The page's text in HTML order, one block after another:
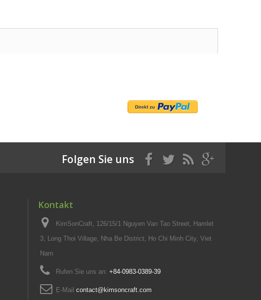
Folgen Sie uns
Kontakt
KimSonCraft, 126/15/1 Nguyen Van Tao Street, Hamlet
3, Long Thoi Village, Nha Be District, Ho Chi Minh City, Viet
Nam
Rufen Sie uns an: +84-0983-0389-39
E-Mail contact@kimsoncraft.com